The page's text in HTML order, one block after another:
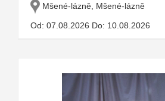
Mšené-lázně, Mšené-lázně
Od: 07.08.2026 Do: 10.08.2026